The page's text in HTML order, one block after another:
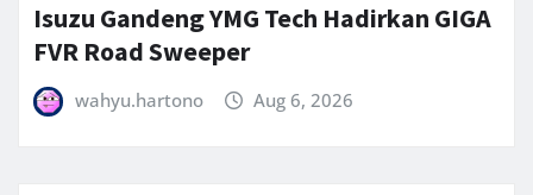
Isuzu Gandeng YMG Tech Hadirkan GIGA
FVR Road Sweeper
wahyu.hartono Aug 6, 2026